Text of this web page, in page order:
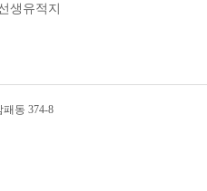
생유적지
동 374-8